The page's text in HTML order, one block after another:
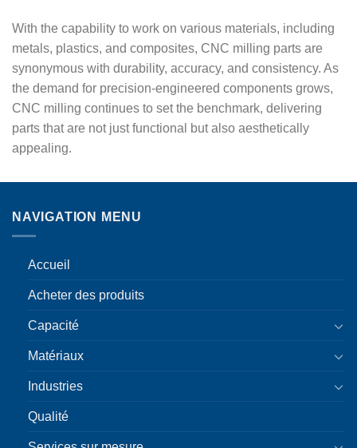
With the capability to work on various materials, including
metals, plastics, and composites, CNC milling parts are
synonymous with durability, accuracy, and consistency. As
the demand for precision-engineered components grows,
CNC milling continues to set the benchmark, delivering
parts that are not just functional but also aesthetically
appealing.
NAVIGATION MENU
Accueil
Acheter des produits
Capacité
Matériaux
Industries
Qualité